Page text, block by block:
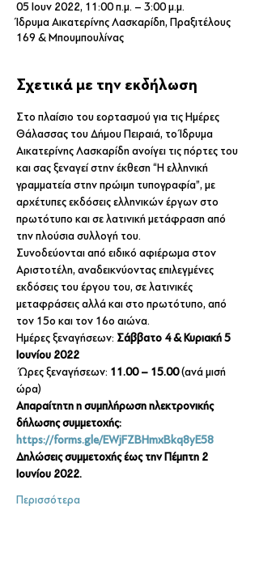
05 Ιουν 2022, 11:00 π.μ. – 3:00 μ.μ.
Ίδρυμα Αικατερίνης Λασκαρίδη, Πραξιτέλους
169 & Μπουμπουλίνας
Σχετικά με την εκδήλωση
Στο πλαίσιο του εορτασμού για τις Ημέρες
Θάλασσας του Δήμου Πειραιά, το Ίδρυμα
Αικατερίνης Λασκαρίδη ανοίγει τις πόρτες του
και σας ξεναγεί στην έκθεση “Η ελληνική
γραμματεία στην πρώιμη τυπογραφία”, με
αρχέτυπες εκδόσεις ελληνικών έργων στο
πρωτότυπο και σε λατινική μετάφραση από
την πλούσια συλλογή του.
Συνοδεύονται από ειδικό αφιέρωμα στον
Αριστοτέλη, αναδεικνύοντας επιλεγμένες
εκδόσεις του έργου του, σε λατινικές
μεταφράσεις αλλά και στο πρωτότυπο, από
τον 15ο και τον 16ο αιώνα.
Ημέρες ξεναγήσεων: Σάββατο 4 & Κυριακή 5
Ιουνίου 2022
Ώρες ξεναγήσεων: 11.00 – 15.00 (ανά μισή
ώρα)
Απαραίτητη η συμπλήρωση ηλεκτρονικής
δήλωσης συμμετοχής:
https://forms.gle/EWjFZBHmxBkq8yE58
Δηλώσεις συμμετοχής έως την Πέμπτη 2
Ιουνίου 2022.
Περισσότερα